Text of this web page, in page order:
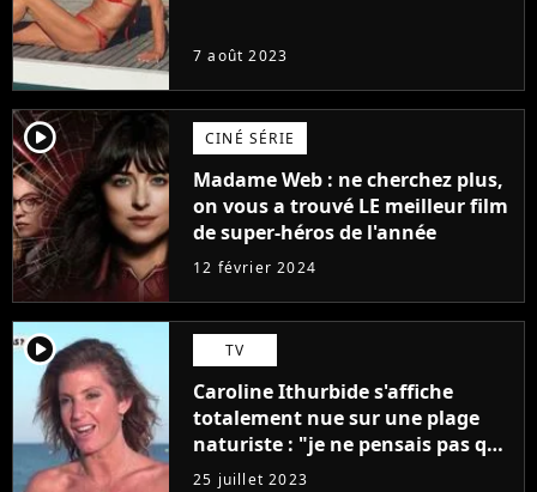
7 août 2023
player2 CINÉ SÉRIE
Madame Web : ne cherchez plus,
on vous a trouvé LE meilleur film
de super-héros de l'année
12 février 2024
player2 TV
Caroline Ithurbide s'affiche
totalement nue sur une plage
naturiste : "je ne pensais pas que
j'arriverais à le faire..."
25 juillet 2023